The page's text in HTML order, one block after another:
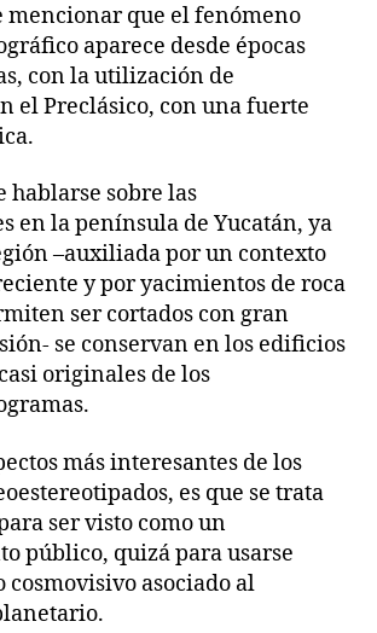
mencionar que el fenómeno
aparece desde épocas
con la utilización de
el Preclásico, con una fuerte
hablarse sobre las
en la península de Yucatán, ya
–auxiliada por un contexto
y por yacimientos de roca
ser cortados con gran
se conservan en los edificios
originales de los
más interesantes de los
es que se trata
ser visto como un
público, quizá para usarse
cosmovisivo asociado al